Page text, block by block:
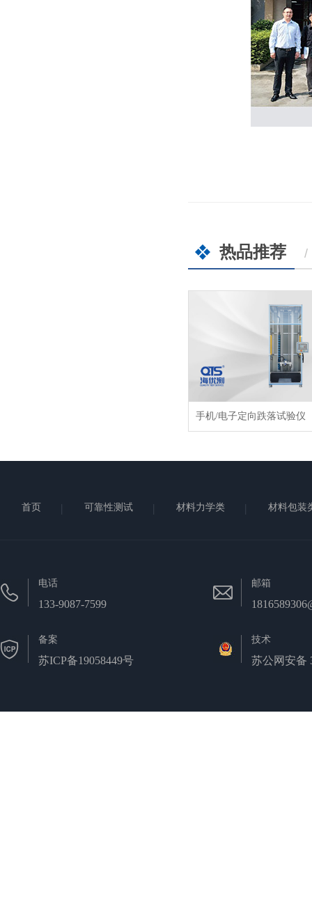
热品推荐 /
手机/电子定向跌落试验仪
首页 可靠性测试 材料力学类 材料包装
电话
133-9087-7599
邮箱
备案
苏ICP备19058449号
技术
苏公网安备